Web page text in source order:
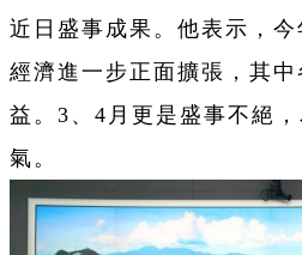
近日盛事成果。他表示，
經濟進一步正面擴張，其
益。3、4月更是盛事不絕
氣。